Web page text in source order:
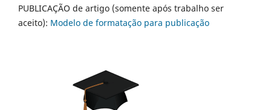
PUBLICAÇÃO de artigo (somente após trabalho ser
aceito): Modelo de formatação para publicação